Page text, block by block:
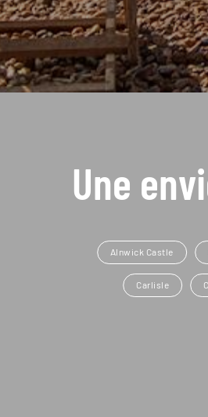
Une
Alnwick Castle
Carlisle